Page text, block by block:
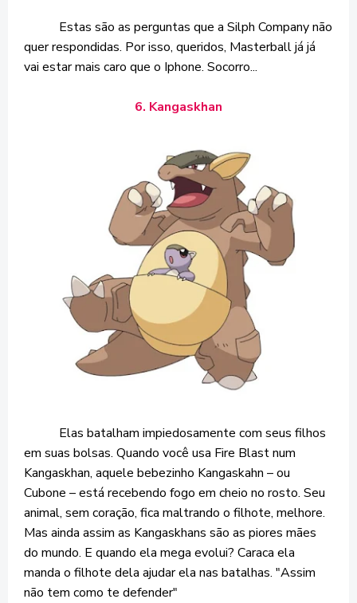
Estas são as perguntas que a Silph Company não
quer respondidas. Por isso, queridos, Masterball já já
vai estar mais caro que o Iphone. Socorro...
6. Kangaskhan
Elas batalham impiedosamente com seus filhos
em suas bolsas. Quando você usa Fire Blast num
Kangaskhan, aquele bebezinho Kangaskahn – ou
Cubone – está recebendo fogo em cheio no rosto. Seu
animal, sem coração, fica maltrando o filhote, melhore.
Mas ainda assim as Kangaskhans são as piores mães
do mundo. E quando ela mega evolui? Caraca ela
manda o filhote dela ajudar ela nas batalhas. "Assim
não tem como te defender"